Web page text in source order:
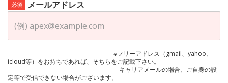
必須 メールアドレス
※フリーアドレス（gmail、yahoo、
icloud等）をお持ちであれば、そちらをご記載下さい。
キャリアメールの場合、ご自身の設
定等で受信できない場合がございます。